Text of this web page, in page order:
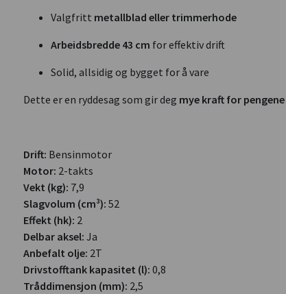
Valgfritt metallblad eller trimmerhode
Arbeidsbredde 43 cm for effektiv drift
Solid, allsidig og bygget for å vare
Dette er en ryddesag som gir deg mye kraft for pengene
Drift: Bensinmotor
Motor: 2-takts
Vekt (kg): 7,9
Slagvolum (cm³): 52
Effekt (hk): 2
Delbar aksel: Ja
Anbefalt olje: 2T
Drivstofftank kapasitet (l): 0,8
Tråddimensjon (mm): 2,5